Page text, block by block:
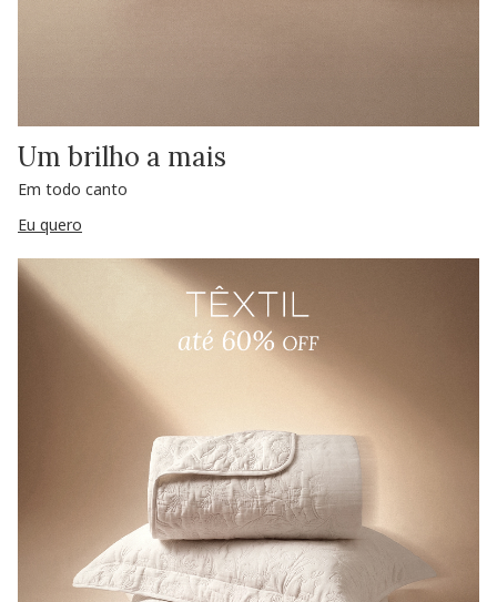
Um brilho a mais
Em todo canto
Eu quero